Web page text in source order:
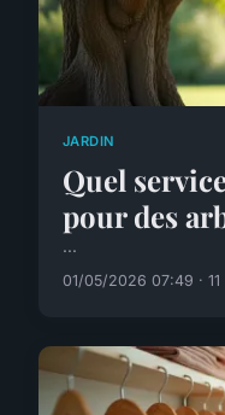
JARDIN
Quel
pour des
...
01/05/2026 07:49 · 11